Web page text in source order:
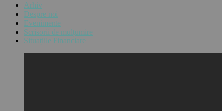
Arhiv
Despre noi
Evenimente
Scrisorii de mulțumire
Situațiile Financiare